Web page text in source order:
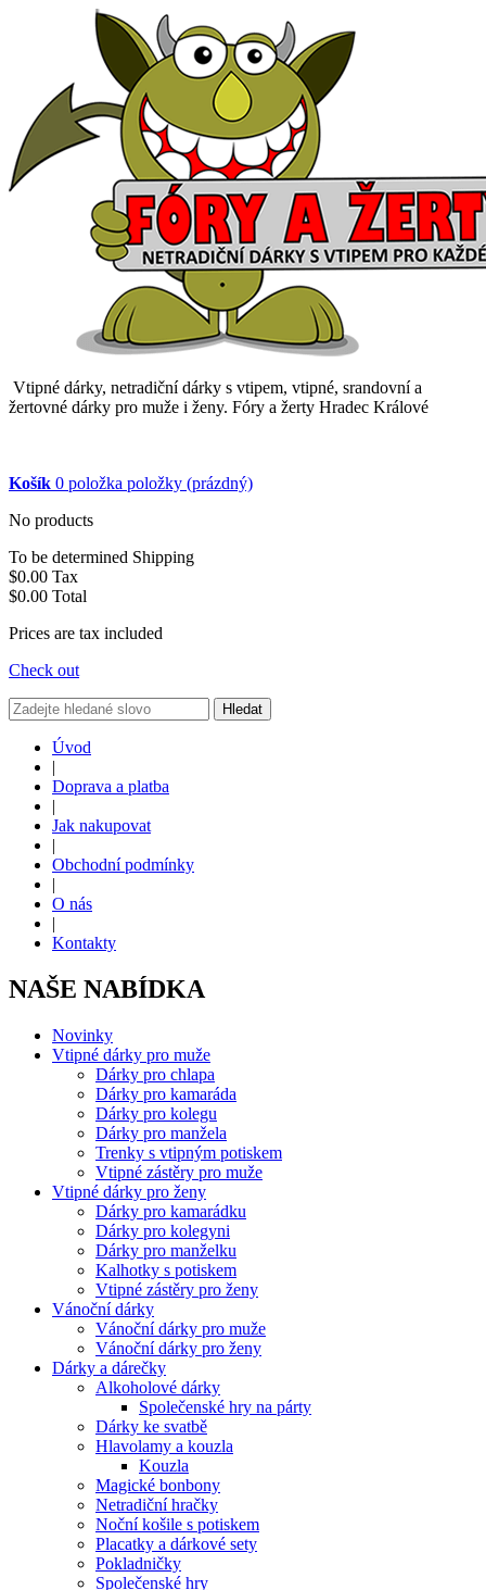
Vtipné dárky, netradiční dárky s vtipem, vtipné, srandovní a
žertovné dárky pro muže i ženy. Fóry a žerty Hradec Králové
Košík 0 položka položky (prázdný)
No products
To be determined Shipping
$0.00 Tax
$0.00 Total
Prices are tax included
Check out
Hledat
Úvod
|
Doprava a platba
|
Jak nakupovat
|
Obchodní podmínky
|
O nás
|
Kontakty
NAŠE NABÍDKA
Novinky
Vtipné dárky pro muže
Dárky pro chlapa
Dárky pro kamaráda
Dárky pro kolegu
Dárky pro manžela
Trenky s vtipným potiskem
Vtipné zástěry pro muže
Vtipné dárky pro ženy
Dárky pro kamarádku
Dárky pro kolegyni
Dárky pro manželku
Kalhotky s potiskem
Vtipné zástěry pro ženy
Vánoční dárky
Vánoční dárky pro muže
Vánoční dárky pro ženy
Dárky a dárečky
Alkoholové dárky
Společenské hry na párty
Dárky ke svatbě
Hlavolamy a kouzla
Kouzla
Magické bonbony
Netradiční hračky
Noční košile s potiskem
Placatky a dárkové sety
Pokladničky
Společenské hry